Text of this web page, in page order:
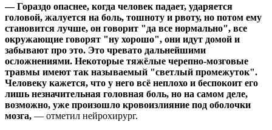
— Гораздо опаснее, когда человек падает, ударяется
головой, жалуется на боль, тошноту и рвоту, но потом ему
становится лучше, он говорит "да все нормально", все
окружающие говорят "ну хорошо", они идут домой и
забывают про это. Это чревато дальнейшими
осложнениями. Некоторые тяжёлые черепно-мозговые
травмы имеют так называемый "светлый промежуток".
Человеку кажется, что у него всё неплохо и беспокоит его
лишь незначительная головная боль, но на самом деле,
возможно, уже произошло кровоизлияние под оболочки
мозга, — отметил нейрохирург.